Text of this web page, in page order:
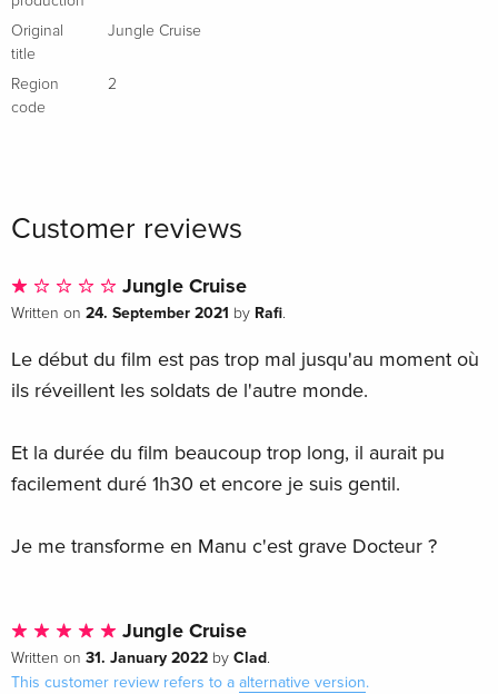
Original
title
Jungle Cruise
Region
code
2
Customer reviews
Jungle Cruise
Written on 24. September 2021 by Rafi.
Le début du film est pas trop mal jusqu'au moment où
ils réveillent les soldats de l'autre monde.
Et la durée du film beaucoup trop long, il aurait pu
facilement duré 1h30 et encore je suis gentil.
Je me transforme en Manu c'est grave Docteur ?
Jungle Cruise
Written on 31. January 2022 by Clad.
This customer review refers to a alternative version.